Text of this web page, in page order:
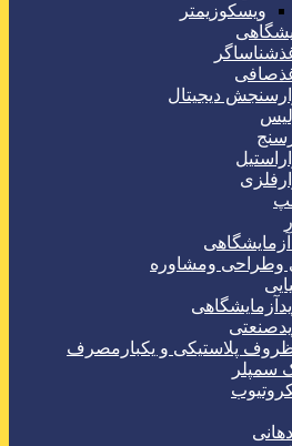
ویسکوزیمتر
دیجیتال
وطراحی ومشاوره
پلاستیکی و یکبارمصرف
سمپلر